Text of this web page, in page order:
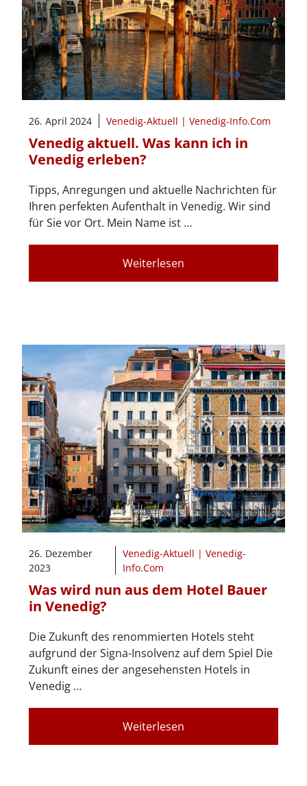
26. April 2024 Venedig-Aktuell | Venedig-Info.Com
Venedig aktuell. Was kann ich in
Venedig erleben?
Tipps, Anregungen und aktuelle Nachrichten für
Ihren perfekten Aufenthalt in Venedig. Wir sind
für Sie vor Ort. Mein Name ist …
Weiterlesen
26. Dezember
2023
Venedig-Aktuell | Venedig-
Info.Com
Was wird nun aus dem Hotel Bauer
in Venedig?
Die Zukunft des renommierten Hotels steht
aufgrund der Signa-Insolvenz auf dem Spiel Die
Zukunft eines der angesehensten Hotels in
Venedig …
Weiterlesen